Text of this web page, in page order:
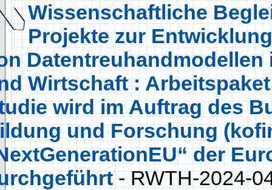
Wissenschaftliche
Projekte zur
Wirtschaft :
wird im Auftrag des
und Forschung
der
- RWTH-2024-